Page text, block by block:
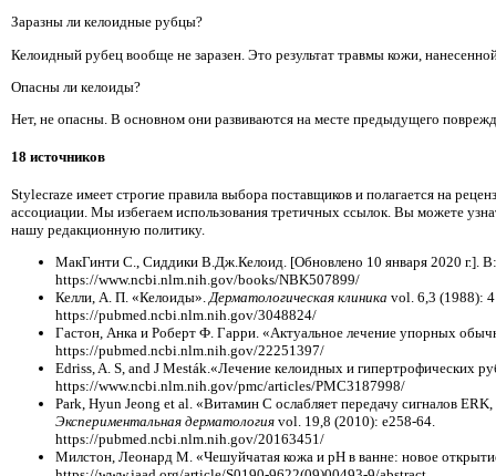
Заразны ли келоидные рубцы?
Келоидный рубец вообще не заразен. Это результат травмы кожи,
Опасны ли келоиды?
Нет, не опасны. В основном они развиваются на месте предыдущего
18 источников
Stylecraze имеет строгие правила выбора поставщиков и полагается на
ассоциации. Мы избегаем использования третичных ссылок. Вы можете
нашу редакционную политику.
МакГинти С., Сиддики В.Дж.Келоид. [Обновлено 10 января 2020 г.].
https://www.ncbi.nlm.nih.gov/books/NBK507899/
Келли, А. П. «Келоиды».Дерматологическая клиника vol. 6,3 (1988):
https://pubmed.ncbi.nlm.nih.gov/3048824/
Гастон, Анка и Роберт Ф. Гарри. «Актуальное лечение упорных
https://pubmed.ncbi.nlm.nih.gov/22251397/
Edriss, A. S, and J Mesták.«Лечение келоидных и гипертрофических
https://www.ncbi.nlm.nih.gov/pmc/articles/PMC3187998/
Park, Hyun Jeong et al. «Витамин С ослабляет передачу сигналов
Экспериментальная дерматология vol. 19,8 (2010): e258-64.
https://pubmed.ncbi.nlm.nih.gov/20163451/
Милстон, Леонард М. «Чешуйчатая кожа и pH в ванне: новое